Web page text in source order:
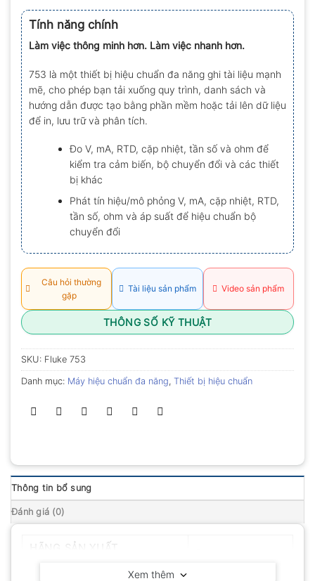
xếp
hạng
0.0
5
sao
Tính năng chính
Làm việc thông minh hơn. Làm việc nhanh hơn.
753 là một thiết bị hiệu chuẩn đa năng ghi tài liệu mạnh
mẽ, cho phép bạn tải xuống quy trình, danh sách và
hướng dẫn được tạo bằng phần mềm hoặc tải lên dữ liệu
để in, lưu trữ và phân tích.
Đo V, mA, RTD, cặp nhiệt, tần số và ohm để
kiểm tra cảm biến, bộ chuyển đổi và các thiết
bị khác
Phát tín hiệu/mô phỏng V, mA, cặp nhiệt, RTD,
tần số, ohm và áp suất để hiệu chuẩn bộ
chuyển đổi
Câu hỏi thường
gặp
Tài liệu sản phẩm Video sản phẩm
THÔNG SỐ KỸ THUẬT
SKU: Fluke 753
Danh mục: Máy hiệu chuẩn đa năng, Thiết bị hiệu chuẩn
Thông tin bổ sung
Đánh giá (0)
Xem thêm